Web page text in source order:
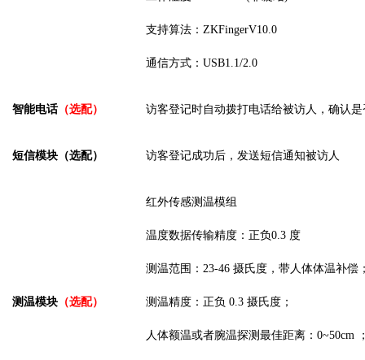
支持算法： ZKFingerV10.0
通信方式： USB1.1/2.0
智能电话（选配） 访客登记时自动拨打电话给被访人，确认
短信模块（选配） 访客登记成功后，发送短信通知被访人
测温模块 （选配）
红外传感测温模组
温度数据传输精度： 正负0.3 度
测温范围： 23-46 摄氏度，带人体体温补偿
测温精度：正负 0.3 摄氏度；
人体额温或者腕温探测最佳距离： 0~50cm